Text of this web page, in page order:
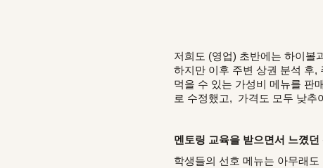
저희도 (영업) 초반에는 하이볼
하지만 이후 주변 상권 분석 후,
먹을 수 있는 가성비 메뉴를 판
로 수정했고, 가격도 모두 낮추
멘토링 교육을 받으면서 느꼈
학생들의 선호 메뉴는 아무래